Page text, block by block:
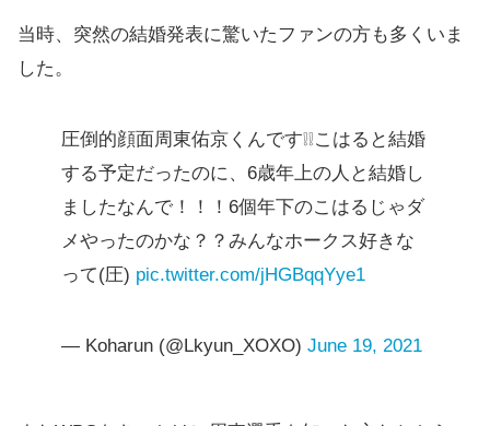
当時、突然の結婚発表に驚いたファンの方も多くいま
した。
圧倒的顔面周東佑京くんです❕❕こはると結婚
する予定だったのに、6歳年上の人と結婚し
ましたなんで！！！6個年下のこはるじゃダ
メやったのかな？？みんなホークス好きな
って(圧) pic.twitter.com/jHGBqqYye1
— Koharun (@Lkyun_XOXO) June 19, 2021